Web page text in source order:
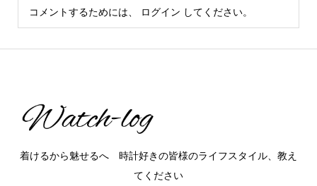
コメントするためには、 ログイン してください。
着けるから魅せるへ 時計好きの皆様のライフスタイル、教え
てください